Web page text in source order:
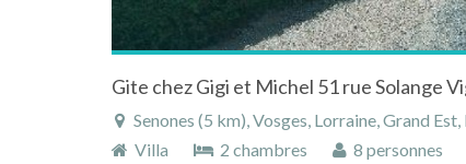
Gite chez Gigi et Michel 51 rue Solange
Senones (5 km), Vosges, Lorraine, Grand Est,
Villa
2 chambres 8 personnes